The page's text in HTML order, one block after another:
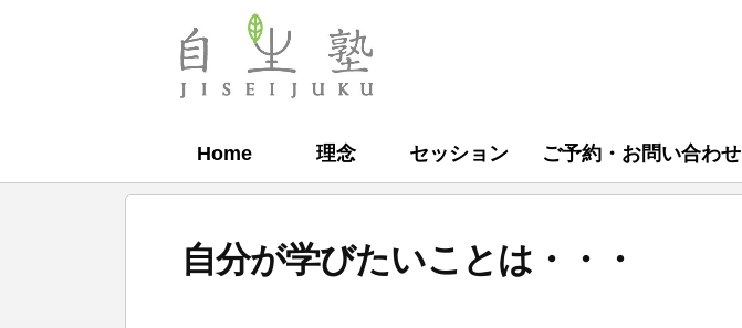
自
Home 理念 セッション ご予約・お問い合わせ
自分が学びたいことは・・・